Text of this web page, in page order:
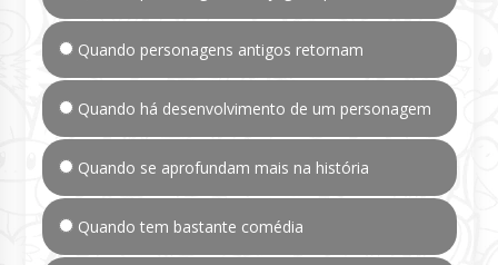
Quando personagens antigos retornam
Quando há desenvolvimento de um personagem
Quando se aprofundam mais na história
Quando tem bastante comédia